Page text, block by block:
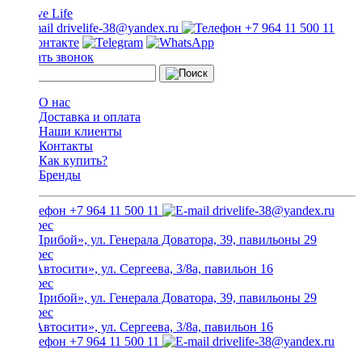
drivelife-38@yandex.ru +7 964 11 500 11
Заказать звонок
О нас
Доставка и оплата
Наши клиенты
Контакты
Как купить?
Бренды
+7 964 11 500 11 drivelife-38@yandex.ru
ТЦ «Прибой», ул. Генерала Доватора, 39, павильоны 29
ТЦ «Автосити», ул. Сергеева, 3/8а, павильон 16
ТЦ «Прибой», ул. Генерала Доватора, 39, павильоны 29
ТЦ «Автосити», ул. Сергеева, 3/8а, павильон 16
+7 964 11 500 11
drivelife-38@yandex.ru